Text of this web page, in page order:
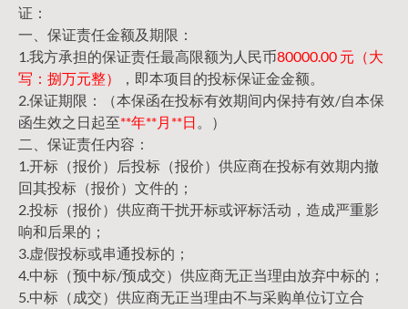
证：
一、保证责任金额及期限：
1.我方承担的保证责任最高限额为人民币80000.00 元（大
写：捌万元整）
，即本项目的投标保证金金额。
2.保证期限：（本保函在投标有效期间内保持有效/自本保
函生效之日起至**年**月**日 。）
二、保证责任内容：
1.开标（报价）后投标（报价）供应商在投标有效期内撤
回其投标（报价）文件的；
2.投标（报价）供应商干扰开标或评标活动，造成严重影
响和后果的；
3.虚假投标或串通投标的；
4.中标（预中标/预成交）供应商无正当理由放弃中标的；
5.中标（成交）供应商无正当理由不与采购单位订立合